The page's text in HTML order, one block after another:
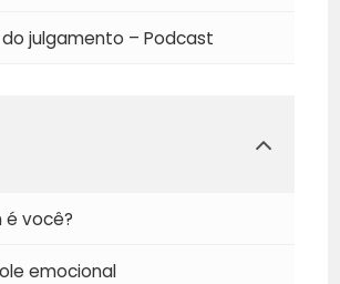
julgamento – Podcast
é você?
emocional